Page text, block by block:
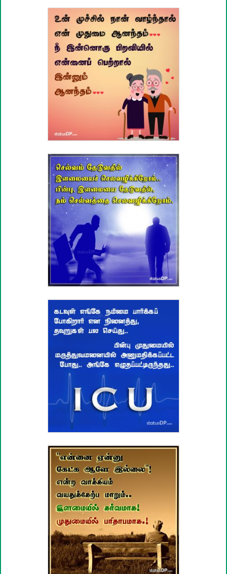
பொதுவான பொன்மொழிகள்
நட்பு பொன்மொழிகள்
சிரிப்பு பொன்மொழிகள்
கடவுள் பொன்மொழிகள்
வாழ்த்து பொன்மொழிகள்